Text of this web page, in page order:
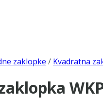
zaklopke / Kvadratna